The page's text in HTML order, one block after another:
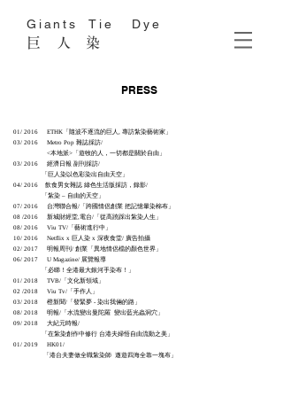
Giants Tie Dye
巨 人 染
PRESS
01/ 2016 ETHK「隨波不逐流的巨人, 專訪紮染藝術家」
03/ 2016 Metro Pop 雜誌採訪/
<本地派> 「遊牧的人，一切都是關於自由」
03/ 2016 經濟日報 副刊採訪/
「巨人染以色彩染出自由天空」
04/ 2016 飲食男女雜誌 綠色生活版採訪，錄影/
「紮染 – 自由的天空」
07/ 2016 台灣聯合報/「跨國情侶創業 把記憶暈染棉布」
08 /2016 新城財經堂,電台/「從高蹺踩出紮染人生」
08/ 2016 Viu TV/「藝術進行中」
10/ 2016 Netflix x 巨人染 x 深夜食堂/ 廣告拍攝
02/ 2017 明報周刊/ 創業「異地情侶檔的顏色世界」
06/ 2017 U Magazine/ 展覽報導
「必睇！全港最大銀河手染布！」
01/ 2018 TVB/「文化新領域」
02 /2018 Viu Tv/「手作人」
03/ 2018 橙新聞/「發緊夢 - 染出我倆的路」
08/ 2018 明報/「水流變出曼陀羅 變出藍光蟲洞穴」
09/ 2018 大紀元時報/
「在紮染創作中修行 台港夫婦悟自由流動之美」
01/ 2019 HK01/
「港台夫妻做全職紮染師 遨遊四海全靠一塊布」